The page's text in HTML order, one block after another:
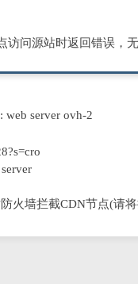
访问源站时返回错误，
web server ovh-2
火墙拦截CDN节点(请